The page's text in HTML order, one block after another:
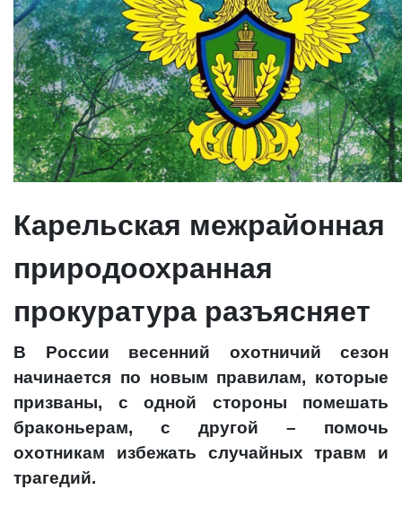
Карельская межрайонная
природоохранная
прокуратура разъясняет
В России весенний охотничий сезон
начинается по новым правилам, которые
призваны, с одной стороны помешать
браконьерам, с другой – помочь
охотникам избежать случайных травм и
трагедий.